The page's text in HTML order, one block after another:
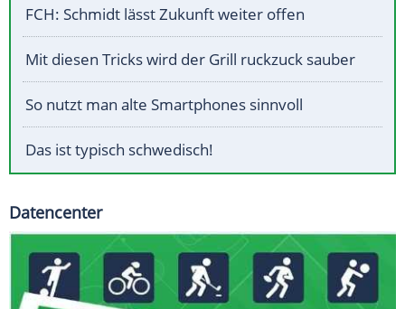
FCH: Schmidt lässt Zukunft weiter offen
Mit diesen Tricks wird der Grill ruckzuck sauber
So nutzt man alte Smartphones sinnvoll
Das ist typisch schwedisch!
Datencenter